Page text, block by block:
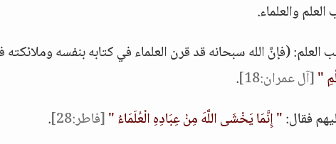
والعلماء.
(فإنَّ الله سبحانه قد قرن العلماء في كتابه بنفسه وملائكته
"[آل عمران:18]
.
فقال:" إِنَّمَا يَخْشَى اللَّهَ مِنْ عِبَادِهِ الْعُلَمَاءُ "[فاطر:28]
.